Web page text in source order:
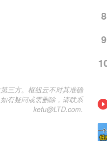
三方。枢纽云不对其准确
有疑问或需删除，请联系
kefu@LTD.com.
8
9